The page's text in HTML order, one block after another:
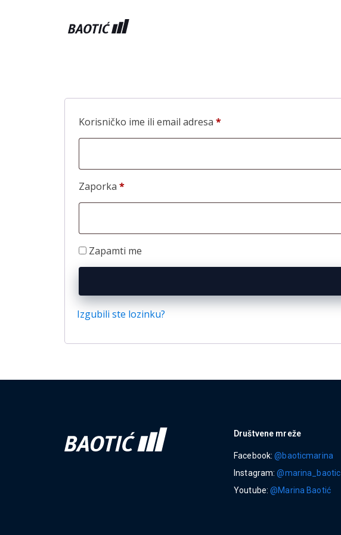
Korisničko ime ili email adresa *Obavezno
Zaporka *Obavezno
Zapamti me
Izgubili ste lozinku?
Društvene mreže
Facebook:@baoticmarina
Instagram:@marina_baotic
Youtube:@Marina Baotić